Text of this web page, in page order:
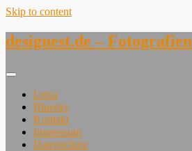
Skip to content
designest.de –
Leica
Bluesky
Kontakt
Impressum
Datenschutz